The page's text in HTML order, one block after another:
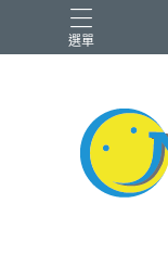
選單
40x50cm
本款免費升級淡彩